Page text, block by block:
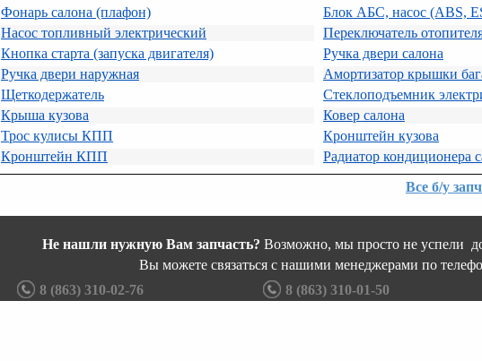
Фонарь салона (плафон)
Насос топливный электрический
Кнопка старта (запуска двигателя)
Ручка двери наружная
Щеткодержатель
Крыша кузова
Трос кулисы КПП
Кронштейн КПП
Блок АБС, насос (ABS,
Переключатель
Ручка двери салона
Амортизатор крышки
Стеклоподъемник
Ковер салона
Кронштейн кузова
Радиатор кондиционера
Все б/у
Не нашли нужную Вам запчасть? Возможно, мы просто не успели
Вы можете связаться с нашими менеджерами по
8 (863) 310-02-76
8 (863) 310-01-50